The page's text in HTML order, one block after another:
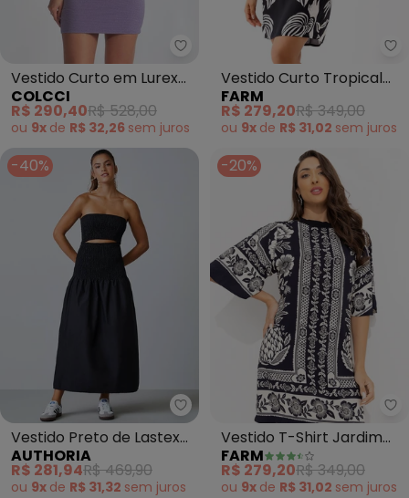
Colcci - Vestido Curto em
Vestido Curto em Lurex
(Lilás)
COLCCI
R$ 290,40R$ 528,00
ou 9x de R$ 32,26 sem juros
Vestido Curto Tropical
Surreal
FARM
R$ 279,20R$ 349,00
ou 9x de R$ 31,02 sem juros
-40%
Authoria - Vestido Preto de
Vestido Preto de Lastex
(Preto)
AUTHORIA
R$ 281,94R$ 469,90
ou 9x de R$ 31,32 sem juros
-20%
Vestido T-Shirt Jardim
Romance
FARM
R$ 279,20R$ 349,00
ou 9x de R$ 31,02 sem juros